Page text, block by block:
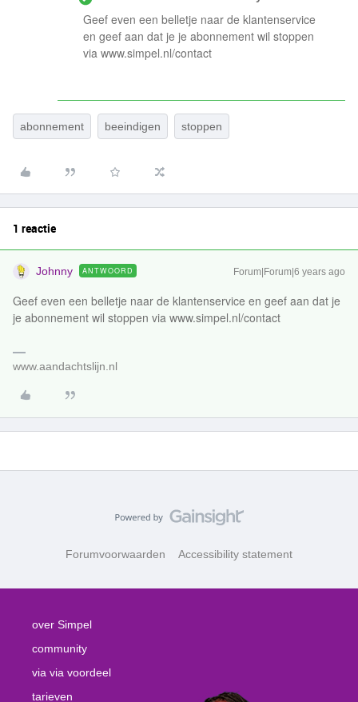
Geef even een belletje naar de klantenservice
en geef aan dat je je abonnement wil stoppen
via www.simpel.nl/contact
abonnement beeindigen stoppen
1 reactie
Johnny ANTWOORD Forum|Forum|6 years ago
Geef even een belletje naar de klantenservice en geef aan dat je
je abonnement wil stoppen via www.simpel.nl/contact
www.aandachtslijn.nl
Forumvoorwaarden Accessibility statement
over Simpel
community
via via voordeel
tarieven